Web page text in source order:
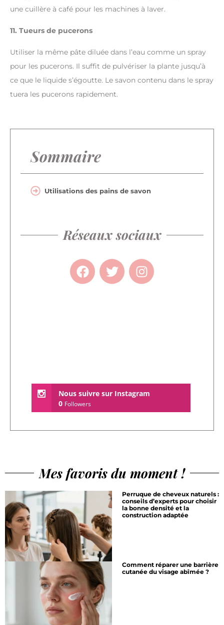
une cuillère à café pour les machines à laver.
11. Tueurs de pucerons
Utiliser la même pâte diluée dans l’eau comme un spray
pour les pucerons. Il suffit de pulvériser la plante jusqu’à
ce que le liquide s’égoutte. Le savon contenu dans le spray
tuera les pucerons rapidement.
Sommaire
Utilisations des pains de savon
Réseaux sociaux
Nous suivre sur Instagram
0 Followers
Mes favoris du moment !
Perruque de cheveux naturels :
conseils d’experts pour choisir
la bonne densité et la
construction adaptée
Comment réparer une barrière
cutanée du visage abîmée ?